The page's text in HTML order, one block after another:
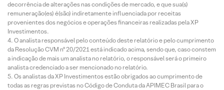
decorrência de alterações nas condições de mercado, e que sua(s)
remuneração(es) é(são) indiretamente influenciada por receitas
provenientes dos negócios e operações financeiras realizadas pela XP
Investimentos.
O analista responsável pelo conteúdo deste relatório e pelo cumprimento
da Resolução CVM nº 20/2021 está indicado acima, sendo que, caso constem
a indicação de mais um analista no relatório, o responsável será o primeiro
analista credenciado a ser mencionado no relatório.
Os analistas da XP Investimentos estão obrigados ao cumprimento de
todas as regras previstas no Código de Conduta da APIMEC Brasil para o